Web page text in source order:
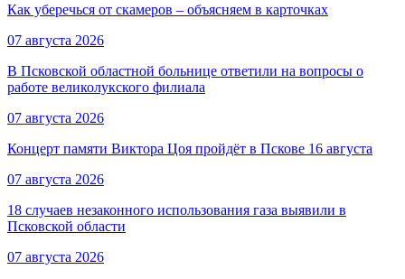
Как уберечься от скамеров – объясняем в карточках
07 августа 2026
В Псковской областной больнице ответили на вопросы о
работе великолукского филиала
07 августа 2026
Концерт памяти Виктора Цоя пройдёт в Пскове 16 августа
07 августа 2026
18 случаев незаконного использования газа выявили в
Псковской области
07 августа 2026